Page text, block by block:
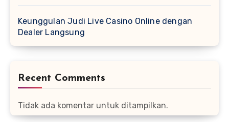
Keunggulan Judi Live Casino Online dengan
Dealer Langsung
Recent Comments
Tidak ada komentar untuk ditampilkan.